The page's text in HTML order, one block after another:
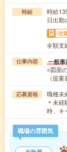
時給
時給
日出勤
交
全額支
仕事内容 一般事
○図面
（提
応募資格
職種未
＊未
時、キ
職場の雰囲気